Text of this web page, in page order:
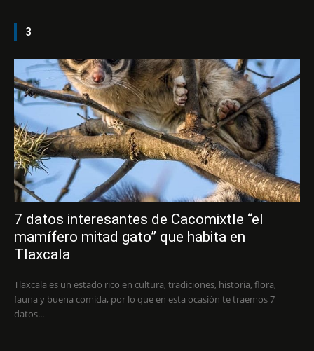
3
7 datos interesantes de Cacomixtle “el
mamífero mitad gato” que habita en
Tlaxcala
Tlaxcala es un estado rico en cultura, tradiciones, historia, flora,
fauna y buena comida, por lo que en esta ocasión te traemos 7
datos...